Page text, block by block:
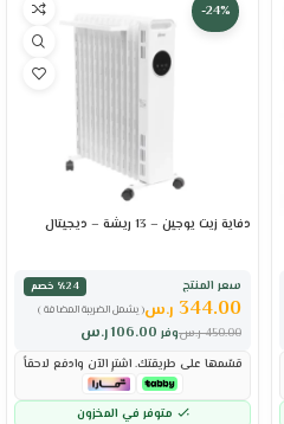
-24%
دفاية زيت يوجين – 13 ريشة – ديجيتال
سعر المنتج
٪24 خصم
( يشمل الضريبة المضافة )
344.00 ر.س
وفر 106.00ر.س 450.00 ر.س
قسّمها على طريقتك. اشترِ الآن وادفع لاحقاً
متوفر في المخزون